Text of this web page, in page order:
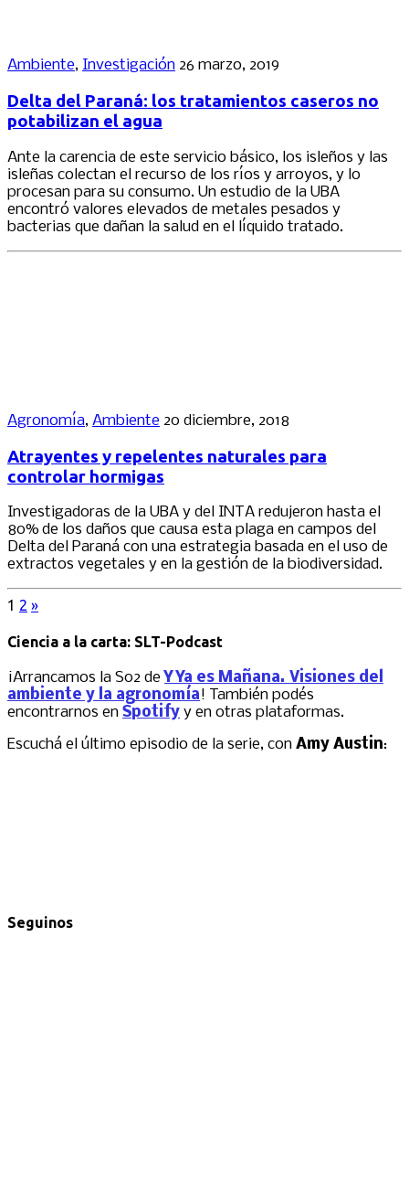
Ambiente, Investigación 26 marzo, 2019
Delta del Paraná: los tratamientos caseros no
potabilizan el agua
Ante la carencia de este servicio básico, los isleños y las
isleñas colectan el recurso de los ríos y arroyos, y lo
procesan para su consumo. Un estudio de la UBA
encontró valores elevados de metales pesados y
bacterias que dañan la salud en el líquido tratado.
Agronomía, Ambiente 20 diciembre, 2018
Atrayentes y repelentes naturales para
controlar hormigas
Investigadoras de la UBA y del INTA redujeron hasta el
80% de los daños que causa esta plaga en campos del
Delta del Paraná con una estrategia basada en el uso de
extractos vegetales y en la gestión de la biodiversidad.
1 2 »
Ciencia a la carta: SLT-Podcast
¡Arrancamos la S02 deY Ya es Mañana. Visiones del
ambiente y la agronomía! También podés
encontrarnos en Spotify y en otras plataformas.
Escuchá el último episodio de la serie, con Amy Austin:
Seguinos